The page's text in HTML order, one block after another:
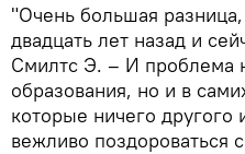
"Очень большая
двадцать лет назад и
Смилтс Э. – И проблема
образования, но и в
которые ничего
вежливо поздороваться